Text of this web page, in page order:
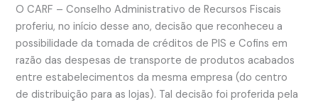
O CARF – Conselho Administrativo de Recursos Fiscais
proferiu, no início desse ano, decisão que reconheceu a
possibilidade da tomada de créditos de PIS e Cofins em
razão das despesas de transporte de produtos acabados
entre estabelecimentos da mesma empresa (do centro
de distribuição para as lojas). Tal decisão foi proferida pela